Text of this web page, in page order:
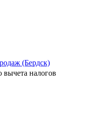
(Бердск)
вычета налогов